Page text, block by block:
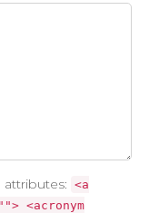
attributes: <a
<acronym